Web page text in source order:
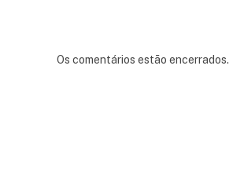
Os comentários estão encerrados.